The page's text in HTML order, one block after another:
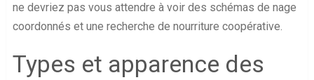
ne devriez pas vous attendre à voir des schémas de nage
coordonnés et une recherche de nourriture coopérative.
Types et apparence des